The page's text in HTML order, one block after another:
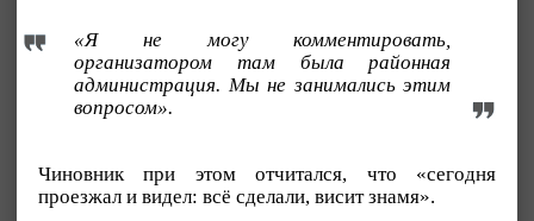
«Я не могу комментировать,
организатором там была районная
администрация. Мы не занимались этим
вопросом».
Чиновник при этом отчитался, что «сегодня
проезжал и видел: всё сделали, висит знамя».